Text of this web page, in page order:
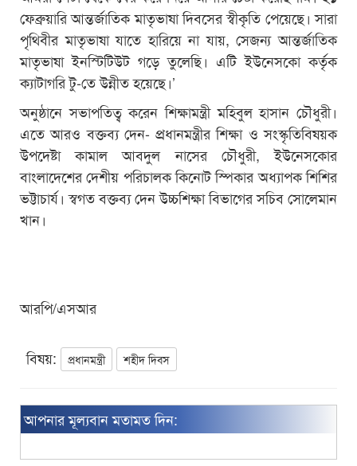
ফেব্রুয়ারি আন্তর্জাতিক মাতৃভাষা দিবসের স্বীকৃতি পেয়েছে। সারা
পৃথিবীর মাতৃভাষা যাতে হারিয়ে না যায়, সেজন্য আন্তর্জাতিক
মাতৃভাষা ইনস্টিটিউট গড়ে তুলেছি। এটি ইউনেসকো কর্তৃক
ক্যাটাগরি টু-তে উন্নীত হয়েছে।’
অনুষ্ঠানে সভাপতিত্ব করেন শিক্ষামন্ত্রী মহিবুল হাসান চৌধুরী।
এতে আরও বক্তব্য দেন- প্রধানমন্ত্রীর শিক্ষা ও সংস্কৃতিবিষয়ক
উপদেষ্টা কামাল আবদুল নাসের চৌধুরী, ইউনেসকোর
বাংলাদেশের দেশীয় পরিচালক কিনোট স্পিকার অধ্যাপক শিশির
ভট্টাচার্য। স্বগত বক্তব্য দেন উচ্চশিক্ষা বিভাগের সচিব সোলেমান
খান।
আরপি/এসআর
বিষয়: প্রধানমন্ত্রী শহীদ দিবস
আপনার মূল্যবান মতামত দিন: